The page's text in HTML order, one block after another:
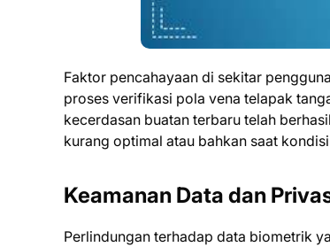
Faktor pencahayaan di sekitar
proses verifikasi pola vena telapak
kecerdasan buatan terbaru telah
kurang optimal atau bahkan saat
Keamanan Data dan
Perlindungan terhadap data biometrik